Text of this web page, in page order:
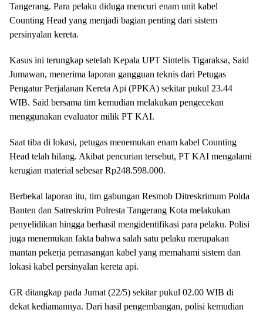
Tangerang. Para pelaku diduga mencuri enam unit kabel
Counting Head yang menjadi bagian penting dari sistem
persinyalan kereta.
Kasus ini terungkap setelah Kepala UPT Sintelis Tigaraksa, Said
Jumawan, menerima laporan gangguan teknis dari Petugas
Pengatur Perjalanan Kereta Api (PPKA) sekitar pukul 23.44
WIB. Said bersama tim kemudian melakukan pengecekan
menggunakan evaluator milik PT KAI.
Saat tiba di lokasi, petugas menemukan enam kabel Counting
Head telah hilang. Akibat pencurian tersebut, PT KAI mengalami
kerugian material sebesar Rp248.598.000.
Berbekal laporan itu, tim gabungan Resmob Ditreskrimum Polda
Banten dan Satreskrim Polresta Tangerang Kota melakukan
penyelidikan hingga berhasil mengidentifikasi para pelaku. Polisi
juga menemukan fakta bahwa salah satu pelaku merupakan
mantan pekerja pemasangan kabel yang memahami sistem dan
lokasi kabel persinyalan kereta api.
GR ditangkap pada Jumat (22/5) sekitar pukul 02.00 WIB di
dekat kediamannya. Dari hasil pengembangan, polisi kemudian